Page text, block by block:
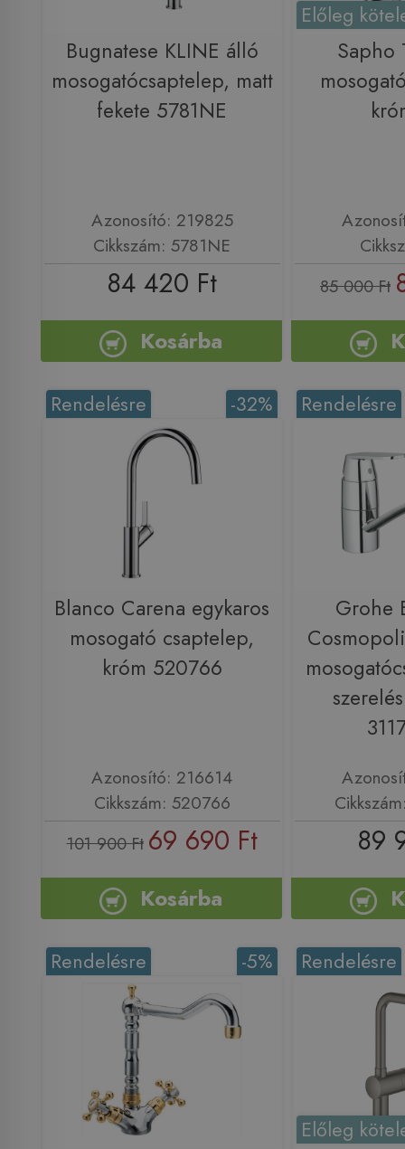
Bugnatese KLINE álló
mosogatócsaptelep, matt
fekete 5781NE
Azonosító: 219825
Cikkszám: 5781NE
84 420 Ft
Kosárba
Előleg
Sapho
85 000 Ft
-32%
Rendelésre
Blanco Carena egykaros
mosogató csaptelep,
króm 520766
Azonosító: 216614
Cikkszám: 520766
101 900 Ft 69 690 Ft
Kosárba
Rendelésre
Grohe
89
-5%
Rendelésre Rendelésre
Előleg